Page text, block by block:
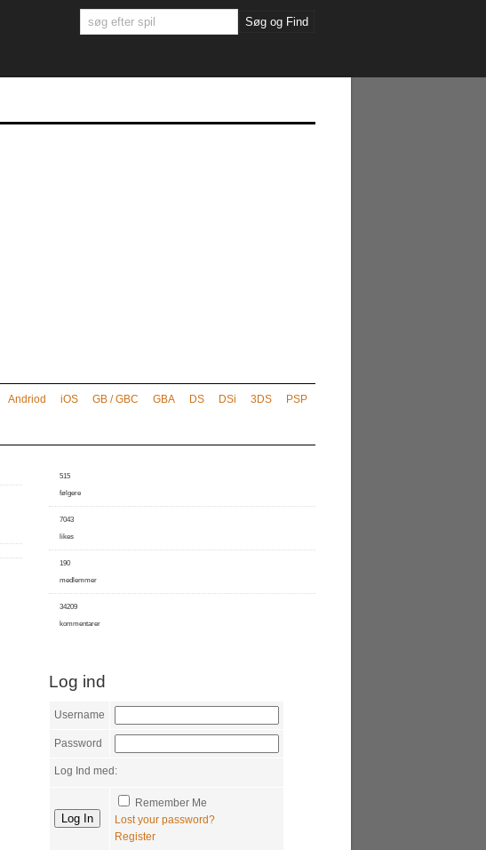
Andriod iOS GB / GBC GBA DS DSi 3DS PSP
515
følgere
7043
likes
190
medlemmer
34209
kommentarer
Log ind
Username
Password
Log Ind med:
Remember Me
Lost your password?
Register